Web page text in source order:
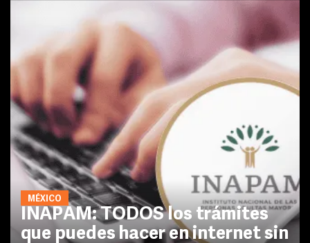
MÉXICO
INAPAM: TODOS los trámites
que puedes hacer en internet sin